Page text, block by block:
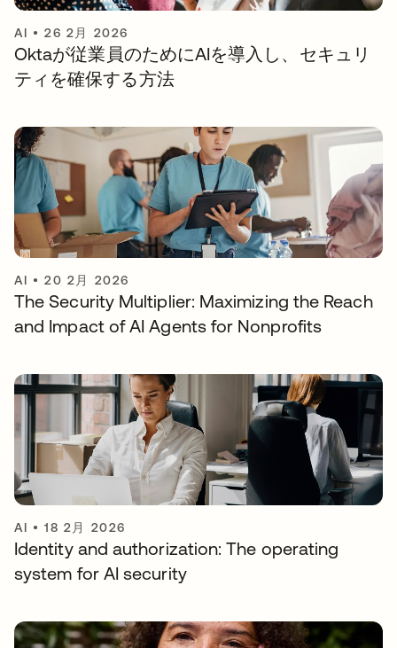
AI •26 2月 2026
Oktaが従業員のためにAIを導入し、セキュリ
ティを確保する方法
AI •20 2月 2026
The Security Multiplier: Maximizing the Reach
and Impact of AI Agents for Nonprofits
AI •18 2月 2026
Identity and authorization: The operating
system for AI security